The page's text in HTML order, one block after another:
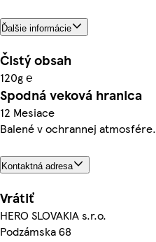
Ďalšie informácie
Čistý obsah
120g ℮
Spodná veková hranica
12 Mesiace
Balené v ochrannej atmosfére.
Kontaktná adresa
Vrátiť
HERO SLOVAKIA s.r.o.
Podzámska 68